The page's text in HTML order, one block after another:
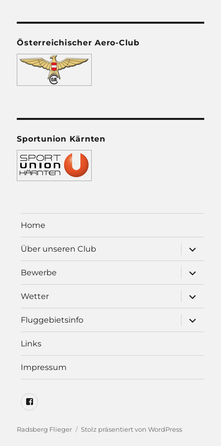
Österreichischer Aero-Club
Sportunion Kärnten
Home
Über unseren Club
öffnen
Bewerbe
öffnen
Wetter
öffnen
Fluggebietsinfo
öffnen
Links
Impressum
Radsberg
auf
Radsberg Flieger Stolz präsentiert von WordPress